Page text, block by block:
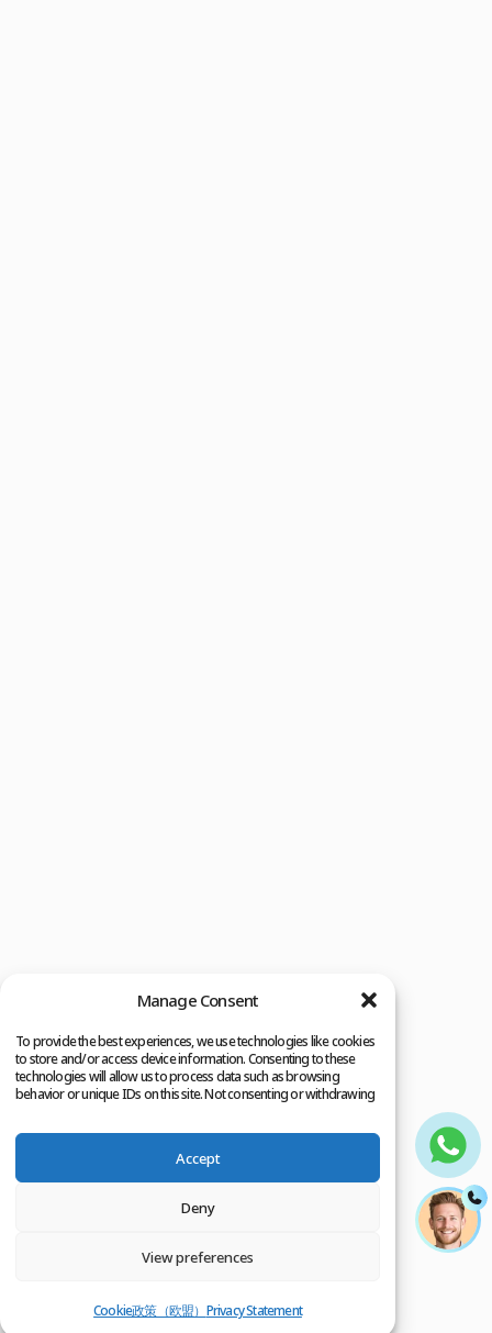
Manage Consent
To provide the best experiences, we use technologies like cookies
to store and/or access device information. Consenting to these
technologies will allow us to process data such as browsing
behavior or unique IDs on this site. Not consenting or withdrawing
Accept
Deny
View preferences
Cookie政策（欧盟） Privacy Statement